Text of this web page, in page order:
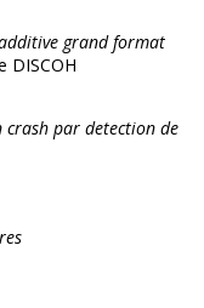
grand format
DISCOH
crash par detection de